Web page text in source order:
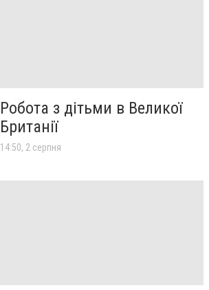
Робота з дітьми в Великої
Британії
14:50, 2 серпня